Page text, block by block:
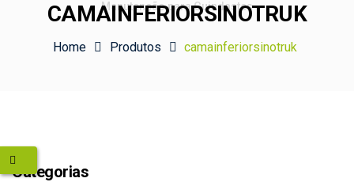
CAMAINFERIORSINOTRUK
Home Produtos camainferiorsinotruk
Categorias